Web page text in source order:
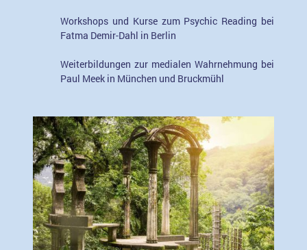
Workshops und Kurse zum Psychic Reading bei
Fatma Demir-Dahl in Berlin
Weiterbildungen zur medialen Wahrnehmung bei
Paul Meek in München und Bruckmühl